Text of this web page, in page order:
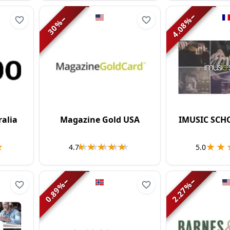
−
4.08%
IMUSIC
5.0
−
30%
Magazine Gold USA
★★★★★
★★★★★
4.7
−
2.27%
−
0.89%